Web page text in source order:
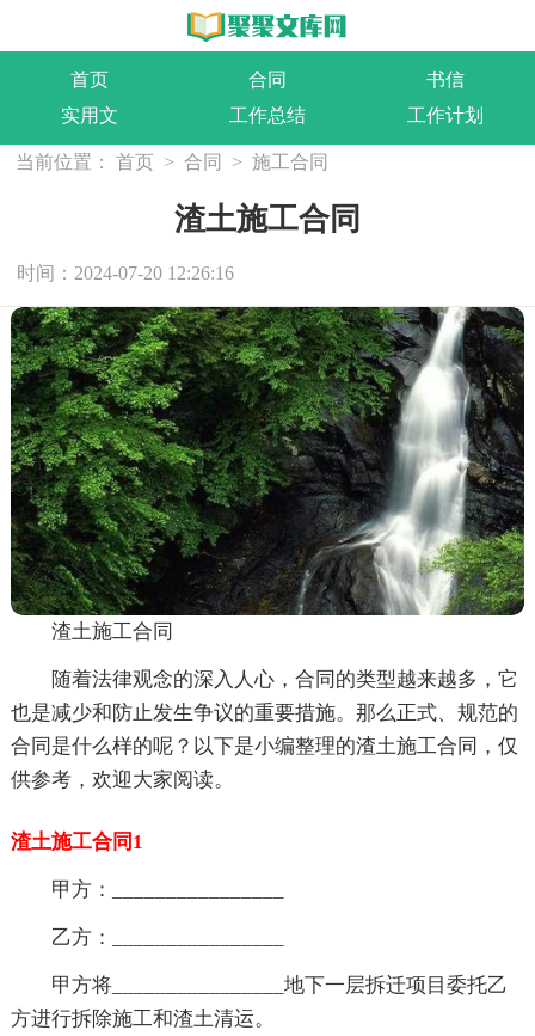
首页 合同
书信
实用文
工作总结 工作计划
当前位置： 首页 > 合同 > 施工合同
渣土施工合同
时间：2024-07-20 12:26:16
渣土施工合同
随着法律观念的深入人心，合同的类型越来越多，它
也是减少和防止发生争议的重要措施。那么正式、规范的
合同是什么样的呢？以下是小编整理的渣土施工合同，仅
供参考，欢迎大家阅读。
渣土施工合同1
甲方：________________
乙方：________________
甲方将________________地下一层拆迁项目委托乙
方进行拆除施工和渣土清运。